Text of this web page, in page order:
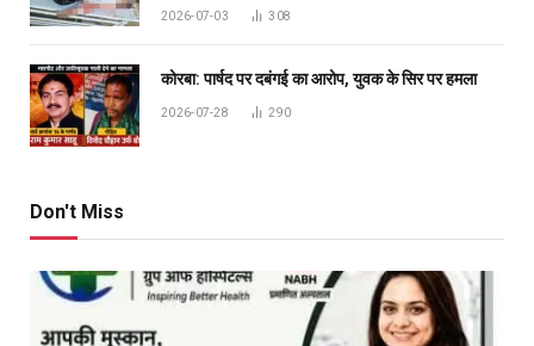
2026-07-03 308
कोरबा: पार्षद पर दबंगई का आरोप, युवक के सिर पर हमला
2026-07-28 290
Don't Miss